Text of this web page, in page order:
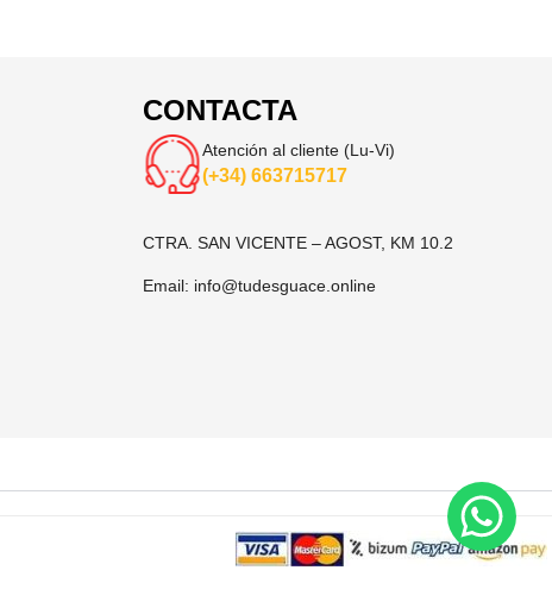
CONTACTA
Atención al cliente (Lu-Vi)
(+34) 663715717
CTRA. SAN VICENTE – AGOST, KM 10.2
Email: info@tudesguace.online